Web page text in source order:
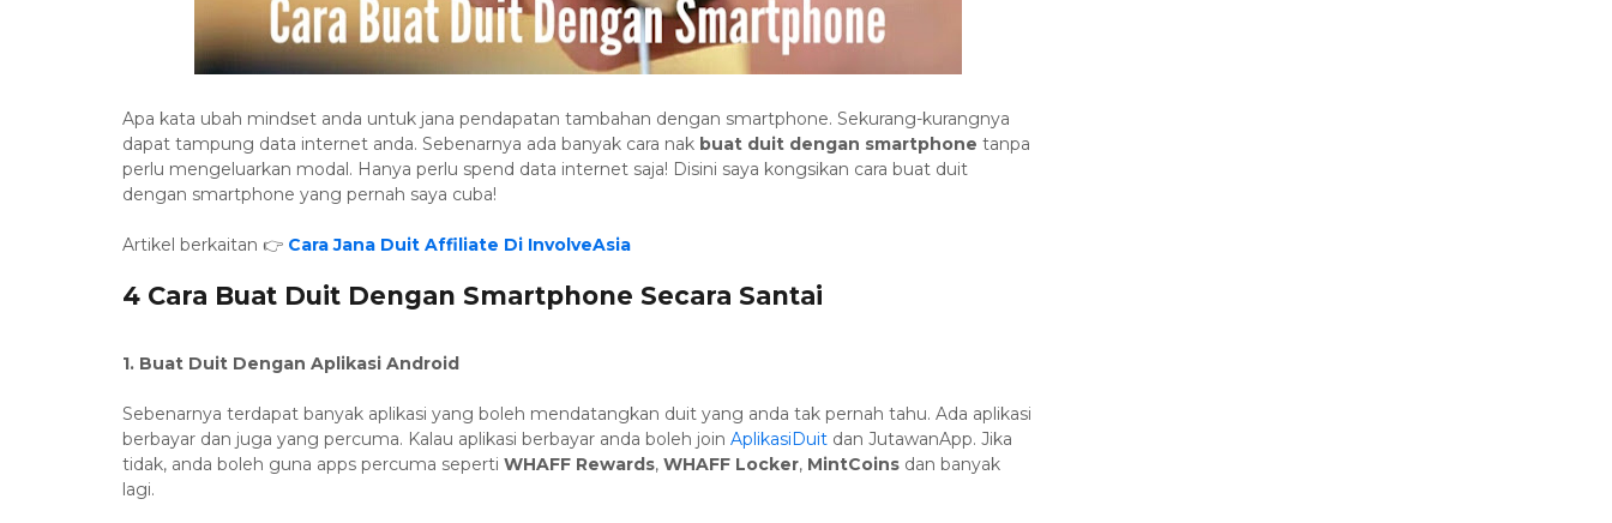
Apa kata ubah mindset anda untuk jana pendapatan tambahan dengan smartphone. Sekurang-kurangnya
dapat tampung data internet anda. Sebenarnya ada banyak cara nak buat duit dengan smartphone tanpa
perlu mengeluarkan modal. Hanya perlu spend data internet saja! Disini saya kongsikan cara buat duit
dengan smartphone yang pernah saya cuba!
Artikel berkaitan 👉 Cara Jana Duit Affiliate Di InvolveAsia
4 Cara Buat Duit Dengan Smartphone Secara Santai
1. Buat Duit Dengan Aplikasi Android
Sebenarnya terdapat banyak aplikasi yang boleh mendatangkan duit yang anda tak pernah tahu. Ada aplikasi
berbayar dan juga yang percuma. Kalau aplikasi berbayar anda boleh join AplikasiDuit dan JutawanApp. Jika
tidak, anda boleh guna apps percuma seperti WHAFF Rewards, WHAFF Locker, MintCoins dan banyak
lagi.